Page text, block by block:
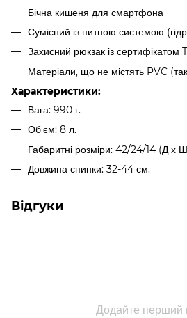
Бічна кишеня для смартфона
Сумісний із питною системою
Захисний рюкзак із сертифікатом
Матеріали, що не містять PVC
Характеристики:
Вага: 990 г.
Об'єм: 8 л.
Габаритні розміри: 42/24/14 (Д х
Довжина спинки: 32-44 см.
Відгуки
Додайте перший